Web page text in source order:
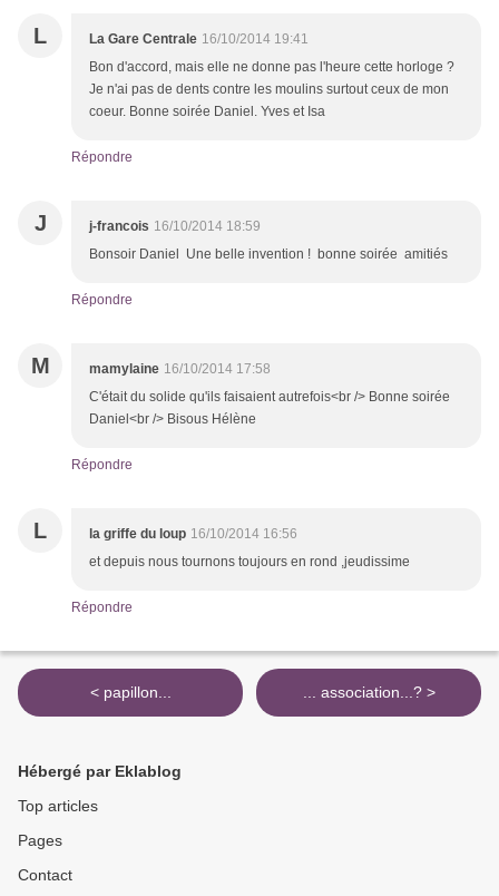
L La Gare Centrale 16/10/2014 19:41
Bon d'accord, mais elle ne donne pas l'heure cette horloge ?
Je n'ai pas de dents contre les moulins surtout ceux de mon
coeur. Bonne soirée Daniel. Yves et Isa
Répondre
J j-francois 16/10/2014 18:59
Bonsoir Daniel Une belle invention ! bonne soirée amitiés
Répondre
M mamylaine 16/10/2014 17:58
C'était du solide qu'ils faisaient autrefois<br /> Bonne soirée
Daniel<br /> Bisous Hélène
Répondre
L la griffe du loup 16/10/2014 16:56
et depuis nous tournons toujours en rond ,jeudissime
Répondre
< papillon... ... association...? >
Hébergé par Eklablog
Top articles
Pages
Contact